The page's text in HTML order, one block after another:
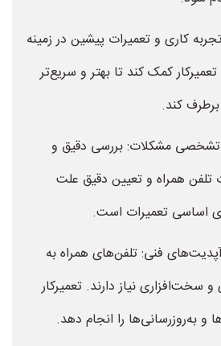
کاری و تعمیرات پیشین در زمینه
کمک کند تا بهتر و سریع‌تر
کند.
مشکلات: بررسی دقیق و
همراه و تعیین دقیق علت
اساسی تعمیرات است.
آپدیت‌های فنی: تلفن‌های همراه به
و سخت‌افزاری نیاز دارند. تعمیرکار
و به‌روزرسانی‌ها را انجام دهد.